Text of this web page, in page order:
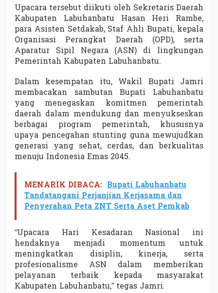
N
a
n
P
e
n
c
g
a
h
a
n
S
t
u
n
n
g
S
a
U
p
a
c
a
r
a
Upacara tersebut diikuti oleh Sekretaris Daerah
Kabupaten Labuhanbatu Hasan Heri Rambe,
para Asisten Setdakab, Staf Ahli Bupati, kepala
Organisasi Perangkat Daerah (OPD), serta
Aparatur Sipil Negara (ASN) di lingkungan
Pemerintah Kabupaten Labuhanbatu.
Dalam kesempatan itu, Wakil Bupati Jamri
membacakan sambutan Bupati Labuhanbatu
yang menegaskan komitmen pemerintah
daerah dalam mendukung dan menyukseskan
berbagai program pemerintah, khususnya
upaya pencegahan stunting guna mewujudkan
generasi yang sehat, cerdas, dan berkualitas
menuju Indonesia Emas 2045.
MENARIK DIBACA: Bupati Labuhanbatu
Tandatangani Perjanjian Kerjasama dan
Penyerahan Peta ZNT Serta Aset Pemkab
“Upacara Hari Kesadaran Nasional ini
hendaknya menjadi momentum untuk
meningkatkan disiplin, kinerja, serta
profesionalisme ASN dalam memberikan
pelayanan terbaik kepada masyarakat
Kabupaten Labuhanbatu,” tegas Jamri.